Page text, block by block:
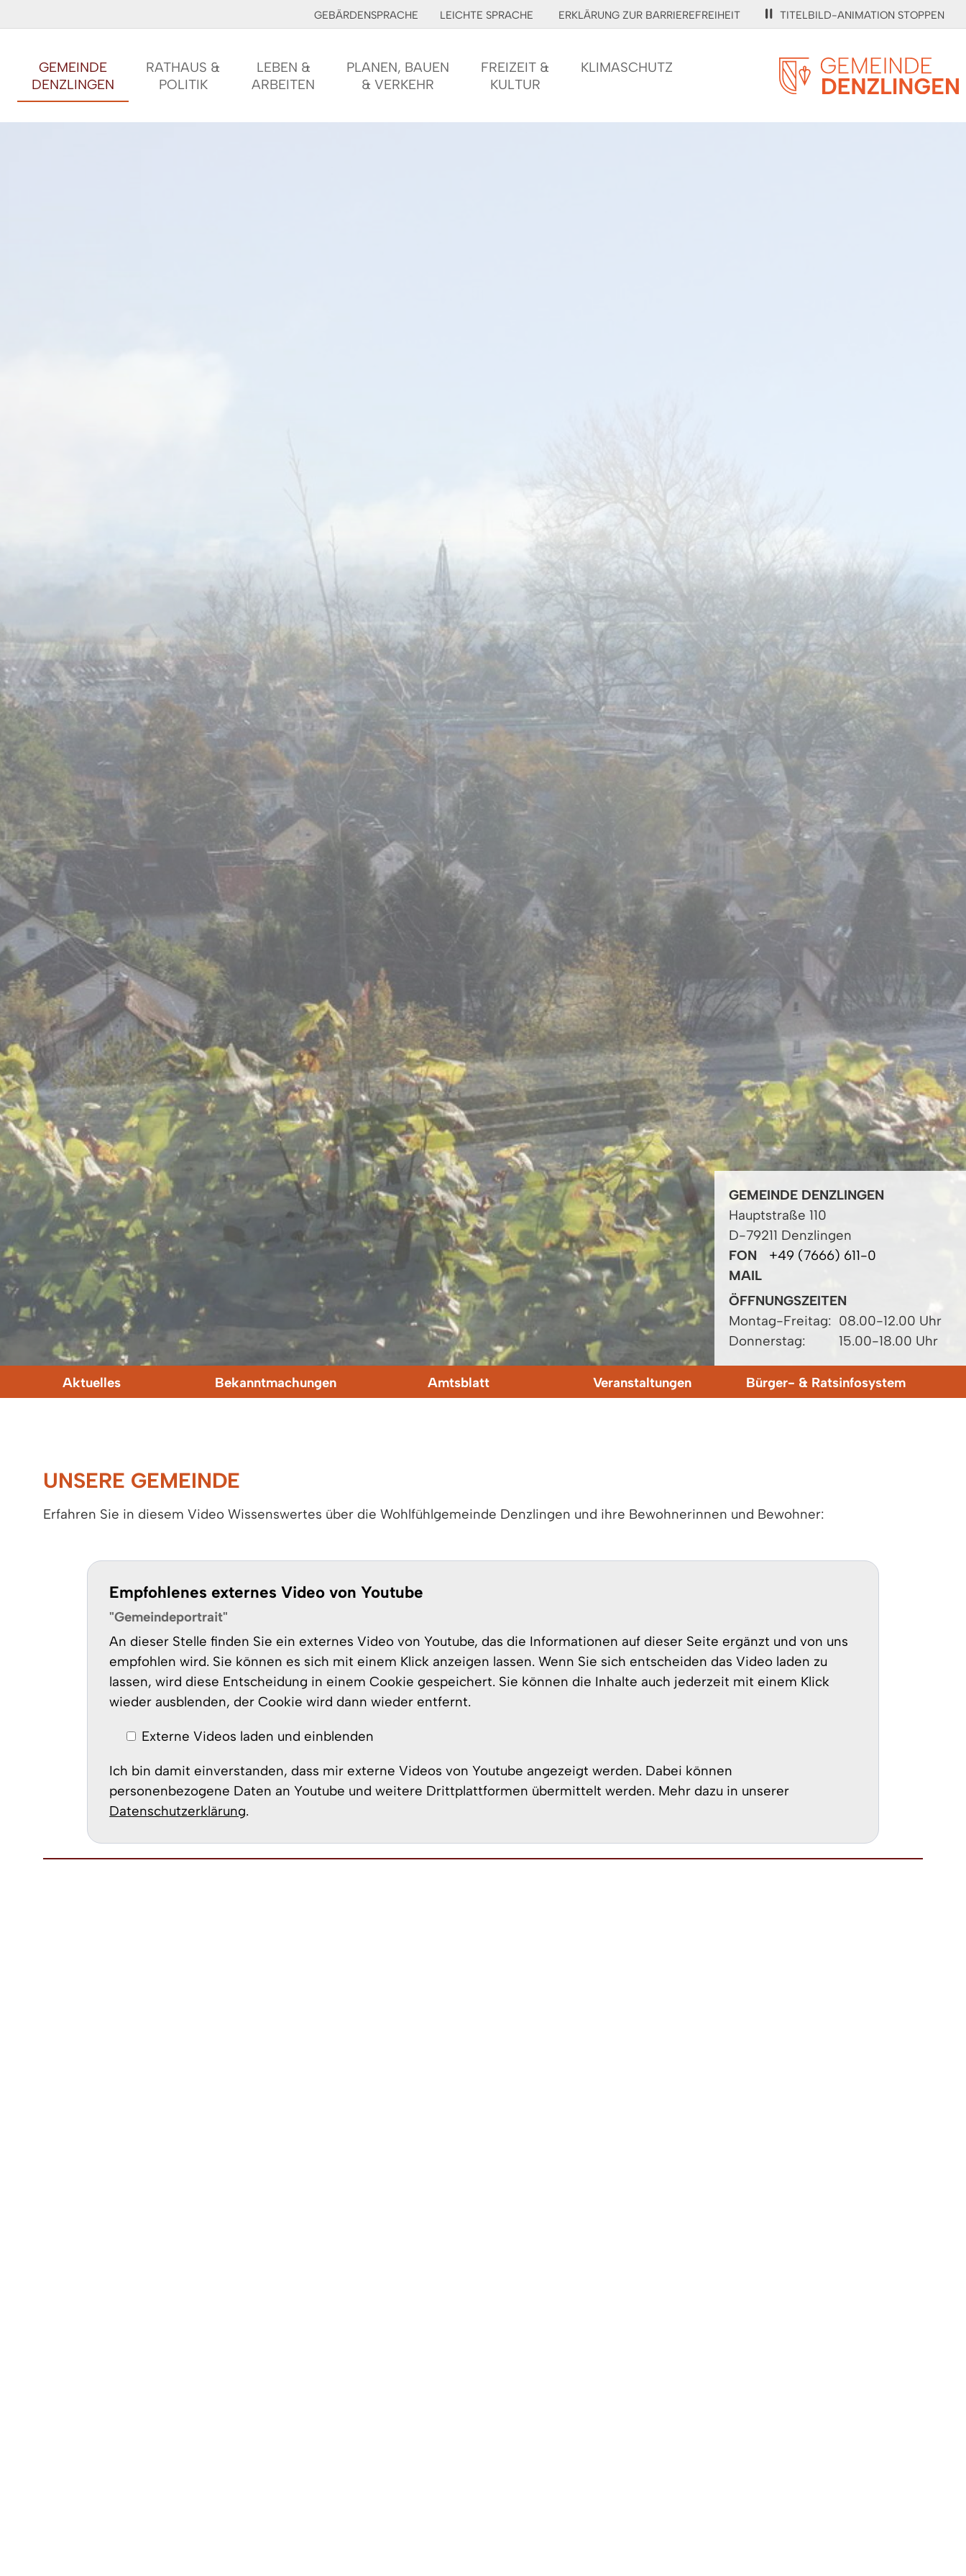
GEBÄRDENSPRACHE LEICHTE SPRACHE ERKLÄRUNG ZUR BARRIEREFREIHEIT TITELBILD-ANIMATION STOPPEN
GEMEINDE
DENZLINGEN
RATHAUS &
POLITIK
LEBEN &
ARBEITEN
PLANEN, BAUEN
& VERKEHR
FREIZEIT &
KULTUR
KLIMASCHUTZ
GEMEINDE DENZLINGEN
Hauptstraße 110
D-79211 Denzlingen
FON
+49 (7666) 611-0
MAIL
ÖFFNUNGSZEITEN
Montag-Freitag: 08.00-12.00 Uhr
Donnerstag:
15.00-18.00 Uhr
Aktuelles Bekanntmachungen Amtsblatt Veranstaltungen Bürger- & Ratsinfosystem
UNSERE GEMEINDE
Erfahren Sie in diesem Video Wissenswertes über die Wohlfühlgemeinde Denzlingen und ihre Bewohnerinnen und Bewohner:
Empfohlenes externes Video von Youtube
"Gemeindeportrait"
An dieser Stelle finden Sie ein externes Video von Youtube, das die Informationen auf dieser Seite ergänzt und von uns
empfohlen wird. Sie können es sich mit einem Klick anzeigen lassen. Wenn Sie sich entscheiden das Video laden zu
lassen, wird diese Entscheidung in einem Cookie gespeichert. Sie können die Inhalte auch jederzeit mit einem Klick
wieder ausblenden, der Cookie wird dann wieder entfernt.
Externe Videos laden und einblenden
Ich bin damit einverstanden, dass mir externe Videos von Youtube angezeigt werden. Dabei können
personenbezogene Daten an Youtube und weitere Drittplattformen übermittelt werden. Mehr dazu in unserer
Datenschutzerklärung.